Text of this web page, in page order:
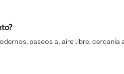
paseos al aire libre,